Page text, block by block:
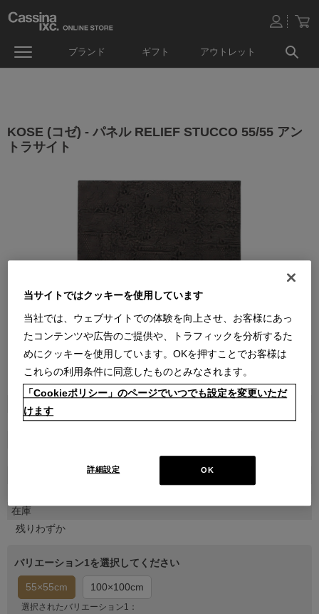
ブランド ギフト アウトレット
KOSE (コゼ) - パネル RELIEF STUCCO 55/55 アン
トラサイト
● ●
雑貨
在庫
残りわずか
バリエーション1を選択してください
55×55cm 100×100cm
選択されたバリエーション1：
当サイトではクッキーを使用しています
当社では、ウェブサイトでの体験を向上させ、お客様にあっ
たコンテンツや広告のご提供や、トラフィックを分析するた
めにクッキーを使用しています。OKを押すことでお客様は
これらの利用条件に同意したものとみなされます。
「Cookieポリシー」のページでいつでも設定を変更いただ
けます
OK
詳細設定